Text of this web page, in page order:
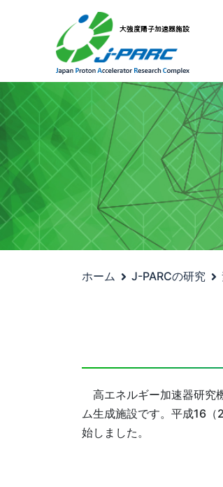
ホーム J-PARCの研究
高エネルギー加速器研究
ム生成施設です。平成16
始しました。